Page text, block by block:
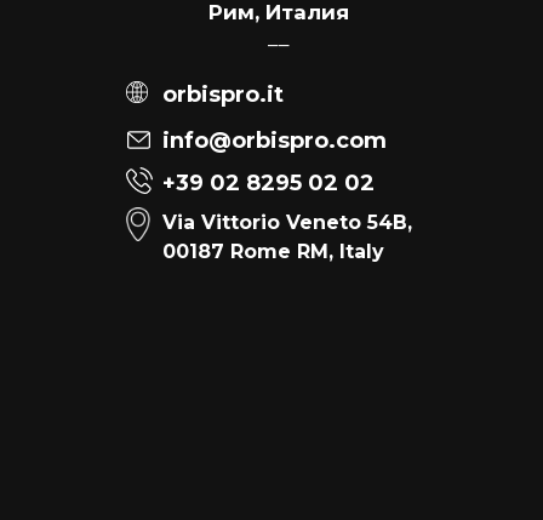
Рим, Италия
––
+39 02 8295 02 02
Via Vittorio Veneto 54B,
00187 Rome RM, Italy
orbispro.it
info@orbispro.com